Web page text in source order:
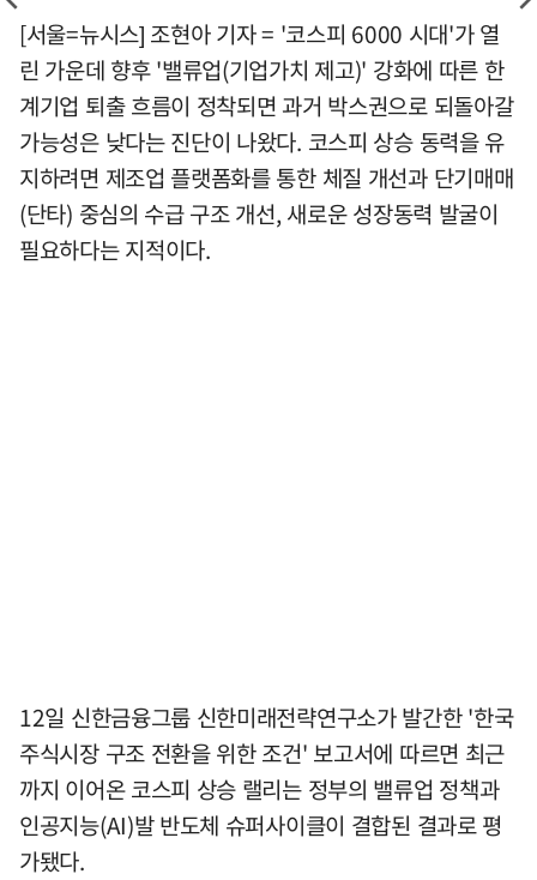
[서울=뉴시스] 조현아 기자 = '코스피 6000 시대'가 열
린 가운데 향후 '밸류업(기업가치 제고)' 강화에 따른 한
계기업 퇴출 흐름이 정착되면 과거 박스권으로 되돌아갈
가능성은 낮다는 진단이 나왔다. 코스피 상승 동력을 유
지하려면 제조업 플랫폼화를 통한 체질 개선과 단기매매
(단타) 중심의 수급 구조 개선, 새로운 성장동력 발굴이
필요하다는 지적이다.
12일 신한금융그룹 신한미래전략연구소가 발간한 '한국
주식시장 구조 전환을 위한 조건' 보고서에 따르면 최근
까지 이어온 코스피 상승 랠리는 정부의 밸류업 정책과
인공지능(AI)발 반도체 슈퍼사이클이 결합된 결과로 평
가됐다.